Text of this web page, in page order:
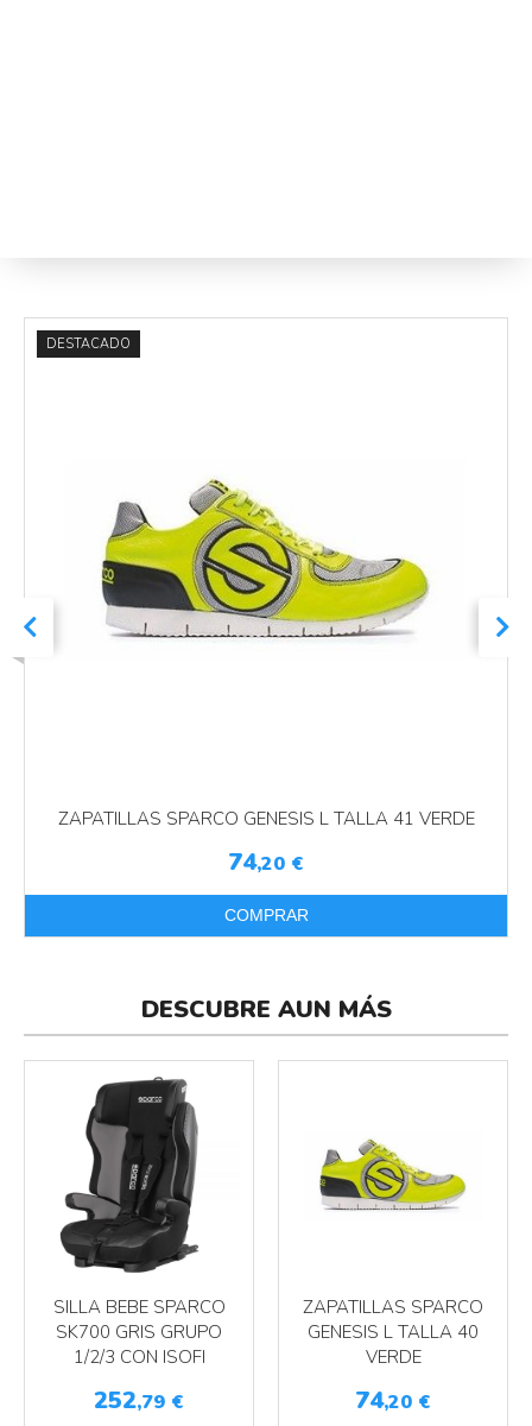
ZAPATILLAS SPARCO GENESIS L TALLA 41 VERDE
DESTACADO
74,20 €
COMPRAR
DESCUBRE AUN MÁS
SILLA BEBE SPARCO
SK700 GRIS GRUPO
1/2/3 CON ISOFI
252,79 €
ZAPATILLAS SPARCO
GENESIS L TALLA 40
VERDE
74,20 €